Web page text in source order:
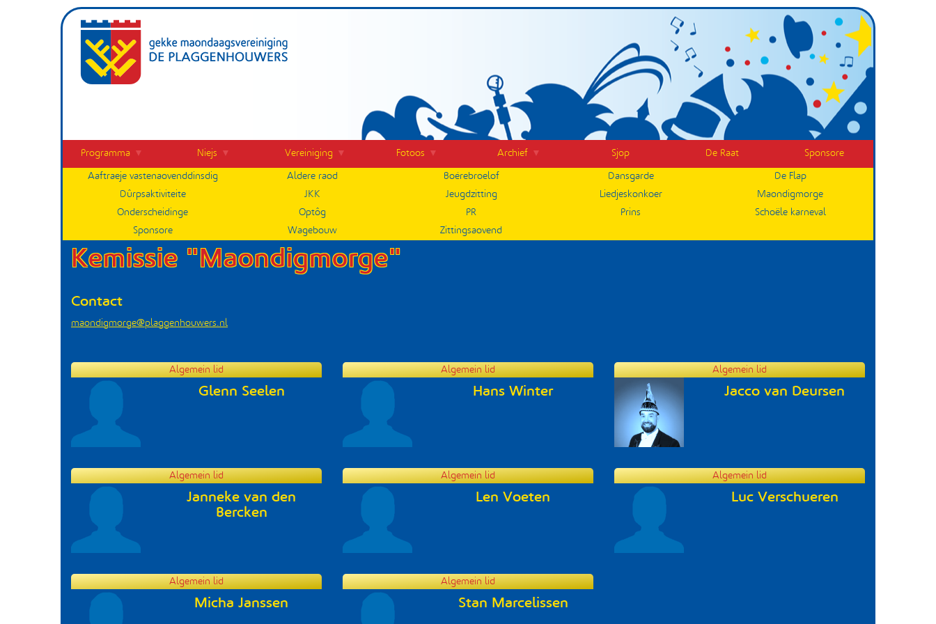
Menu
Programma Niejs Vereiniging Fotoos Archief Sjop De Raat Sponsore
Submenu
Aaftraeje vastenaovenddinsdig Aldere raod Boérebroelof Dansgarde
De Flap
Dûrpsaktiviteite
JKK Jeugdzitting Liedjeskonkoer
Maondigmorge
Onderscheidinge
Optôg PR Prins
Schoële karneval
Sponsore
Wagebouw Zittingsaovend
Kemissie "Maondigmorge"
Contact
maondigmorge@plaggenhouwers.nl
Algemein lid
Glenn Seelen
Algemein lid
Hans Winter
Algemein lid
Jacco van Deursen
Algemein lid
Janneke van den
Bercken
Algemein lid
Len Voeten
Algemein lid
Luc Verschueren
Algemein lid
Micha Janssen
Algemein lid
Stan Marcelissen